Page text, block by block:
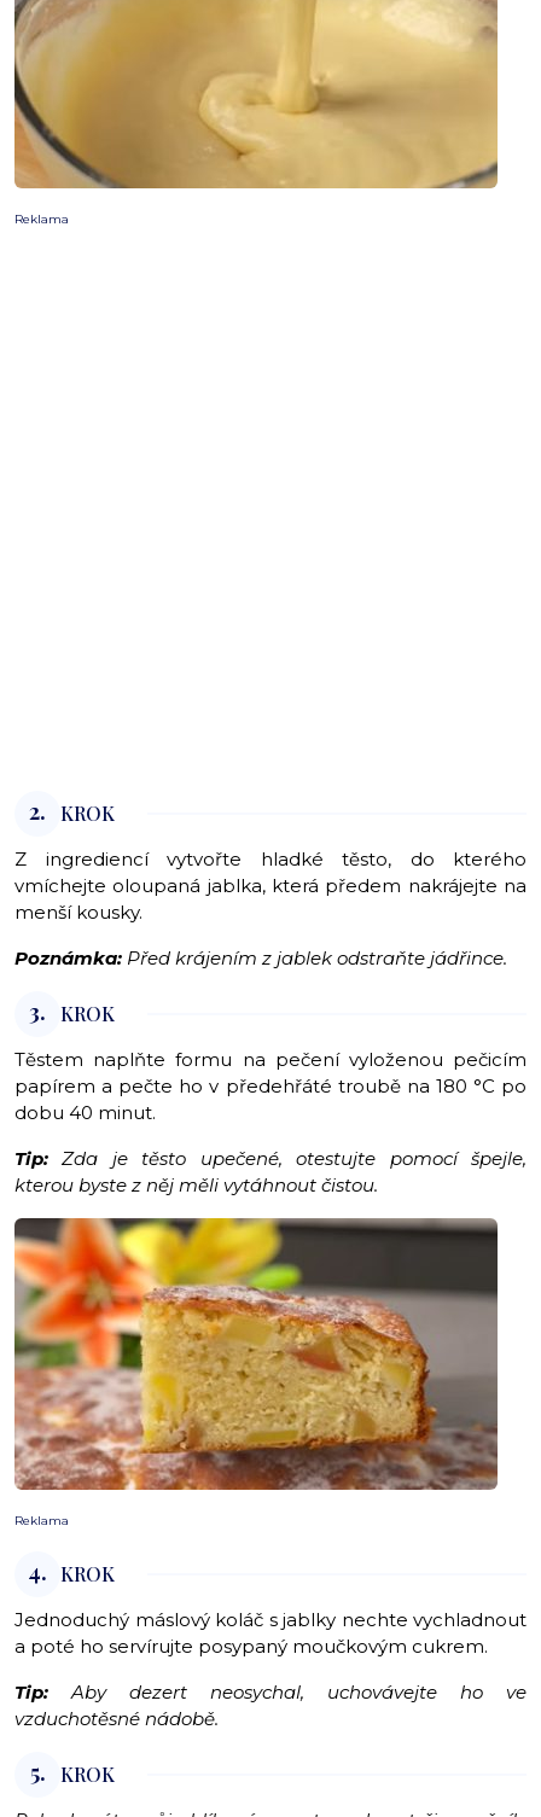
Reklama
2. KROK
Z ingrediencí vytvořte hladké těsto, do kterého
vmíchejte oloupaná jablka, která předem nakrájejte na
menší kousky.
Poznámka: Před krájením z jablek odstraňte jádřince.
3. KROK
Těstem naplňte formu na pečení vyloženou pečicím
papírem a pečte ho v předehřáté troubě na 180 °C po
dobu 40 minut.
Tip:Zda je těsto upečené, otestujte pomocí špejle,
kterou byste z něj měli vytáhnout čistou.
Reklama
4. KROK
Jednoduchý máslový koláč s jablky nechte vychladnout
a poté ho servírujte posypaný moučkovým cukrem.
Tip:Aby dezert neosychal, uchovávejte ho ve
vzduchotěsné nádobě.
5. KROK